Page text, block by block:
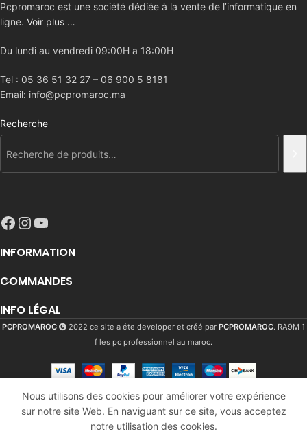
Pcpromaroc est une société dédiée à la vente de l’informatique en
ligne. Voir plus …
Du lundi au vendredi 09:00H a 18:00H
Tel : 05 36 51 32 27 – 06 900 5 8181
Email: info@pcpromaroc.ma
Recherche
INFORMATION
COMMANDES
INFO LÉGAL
PCPROMAROC 2022 ce site a éte developer et créé par PCPROMAROC. RA9M 1
f les pc professionnel au maroc.
Nous utilisons des cookies pour améliorer votre expérience
sur notre site Web. En naviguant sur ce site, vous acceptez
notre utilisation des cookies.
GLORIOUS
GAMING
RACE
KAILH Box 993 Dhs
827Dhs
En
stock